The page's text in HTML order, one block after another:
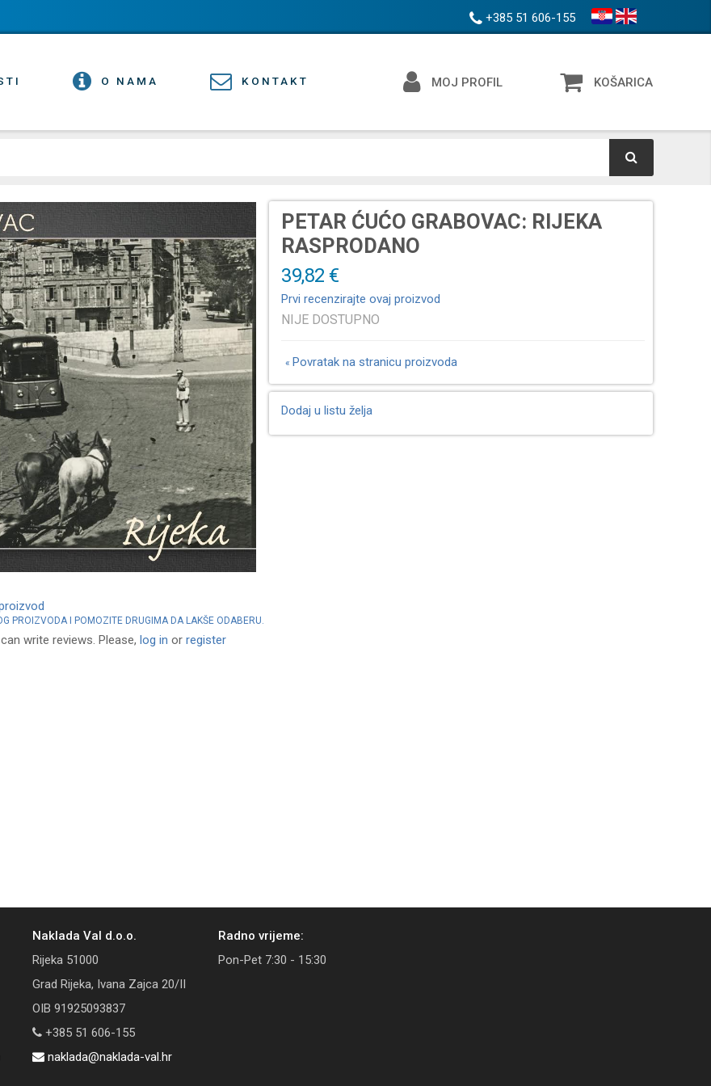
+385 51 606-155
O NAMA KONTAKT MOJ PROFIL KOŠARICA
PETAR ĆUĆO GRABOVAC: RIJEKA
RASPRODANO
39,82 €
Prvi recenzirajte ovaj proizvod
NIJE DOSTUPNO
« Povratak na stranicu proizvoda
Dodaj u listu želja
PROIZVODA I POMOZITE DRUGIMA DA LAKŠE ODABERU.
write reviews. Please, log in or register
Naklada Val d.o.o.
Rijeka 51000
Grad Rijeka, Ivana Zajca 20/II
OIB 91925093837
+385 51 606-155
naklada@naklada-val.hr
Radno vrijeme:
Pon-Pet 7:30 - 15:30